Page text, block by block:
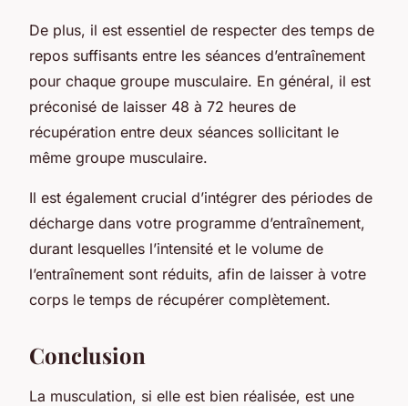
De plus, il est essentiel de respecter des temps de
repos suffisants entre les séances d’entraînement
pour chaque groupe musculaire. En général, il est
préconisé de laisser 48 à 72 heures de
récupération entre deux séances sollicitant le
même groupe musculaire.
Il est également crucial d’intégrer des périodes de
décharge dans votre programme d’entraînement,
durant lesquelles l’intensité et le volume de
l’entraînement sont réduits, afin de laisser à votre
corps le temps de récupérer complètement.
Conclusion
La musculation, si elle est bien réalisée, est une